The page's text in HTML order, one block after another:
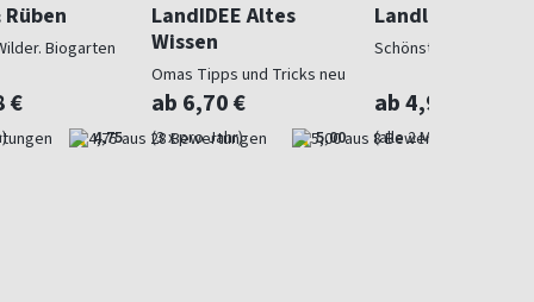
Biogarten
€
4,75
LandIDEE Altes
Wissen
Omas Tipps und Tricks neu
entdeckt
ab 6,70 €
(3 x pro Jahr) 5,00
Landlust
Schönstes Landleben
ab 4,97 €
(alle 2 Monate)